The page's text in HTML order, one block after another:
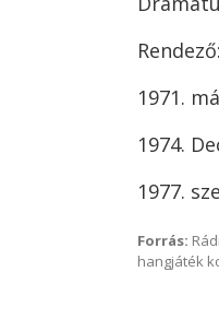
1971.
1974.
1977.
Forrás:
hangjáték